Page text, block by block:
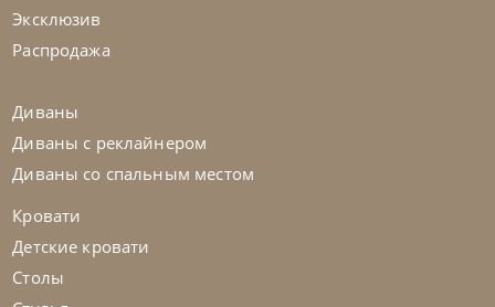
Эксклюзив
Распродажа
Диваны
Диваны с реклайнером
Диваны со спальным местом
Кровати
Детские кровати
Столы